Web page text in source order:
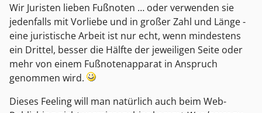
Wir Juristen lieben Fußnoten … oder verwenden sie
jedenfalls mit Vorliebe und in großer Zahl und Länge -
eine juristische Arbeit ist nur echt, wenn mindestens
ein Drittel, besser die Hälfte der jeweiligen Seite oder
mehr von einem Fußnotenapparat in Anspruch
genommen wird.
Dieses Feeling will man natürlich auch beim Web-